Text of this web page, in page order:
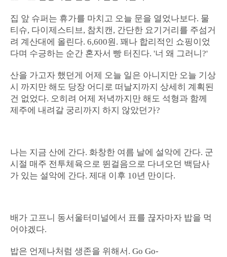
집 앞 슈퍼는 휴가를 마치고 오늘 문을 열었나보다. 물
티슈, 다이제스티브, 참치캔, 간단한 요기거리를 주섬거
려 계산대에 올린다. 6,600원. 꽤나 합리적인 쇼핑이었
다며 수긍하는 순간 혼자서 빵 터진다. '너 왜 그러니?'
산을 가고자 했던게 어제 오늘 일은 아니지만 오늘 기상
시 까지만 해도 당장 어디로 떠날지까지 상세히 계획된
건 없었다. 오히려 어제 저녁까지만 해도 석형과 함께
제주에 내려갈 궁리까지 하지 않았던가?
나는 지금 산에 간다. 화창한 여름 날에 설악에 간다. 군
시절 매주 전투체육으로 뛴걸음으로 다녀오던 백담사
가 있는 설악에 간다. 제대 이후 10년 만이다.
배가 고프니 동서울터미널에서 표를 끊자마자 밥을 먹
어야겠다.
밥은 언제나처럼 생존을 위해서. Go Go-